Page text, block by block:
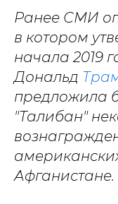
Ранее СМИ
в котором
начала 2019
Дональд
предложила
"Талибан"
Афганистане.